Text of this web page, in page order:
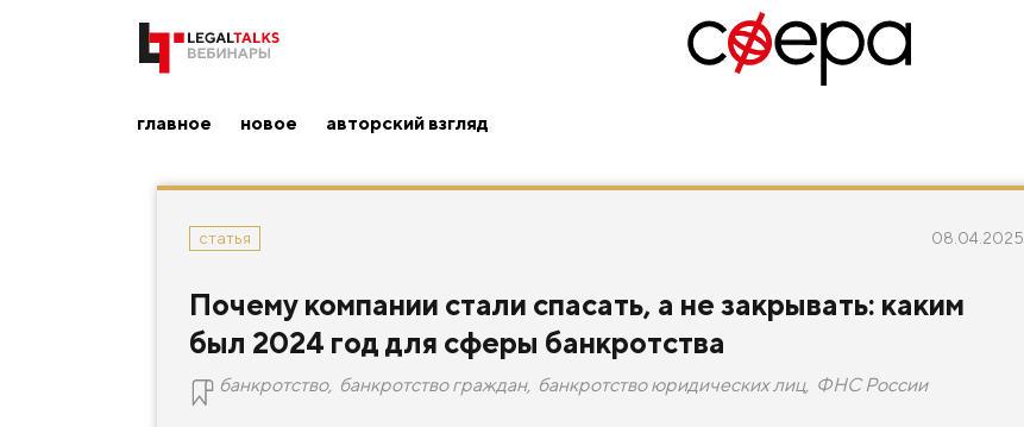
главное новое авторский взгляд
статья 08.04.2025
Почему компании стали спасать, а не закрывать: каким
был 2024 год для сферы банкротства
банкротство, банкротство граждан, банкротство юридических лиц, ФНС России